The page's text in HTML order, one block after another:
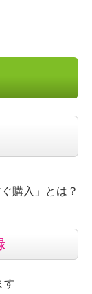
ぐ購入」とは？
す